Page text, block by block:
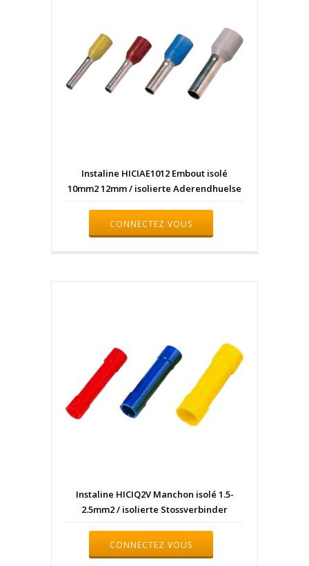
Instaline HICIAE1012 Embout isolé
10mm2 12mm / isolierte Aderendhuelse
CONNECTEZ VOUS
Instaline HICIQ2V Manchon isolé 1.5-
2.5mm2 / isolierte Stossverbinder
CONNECTEZ VOUS